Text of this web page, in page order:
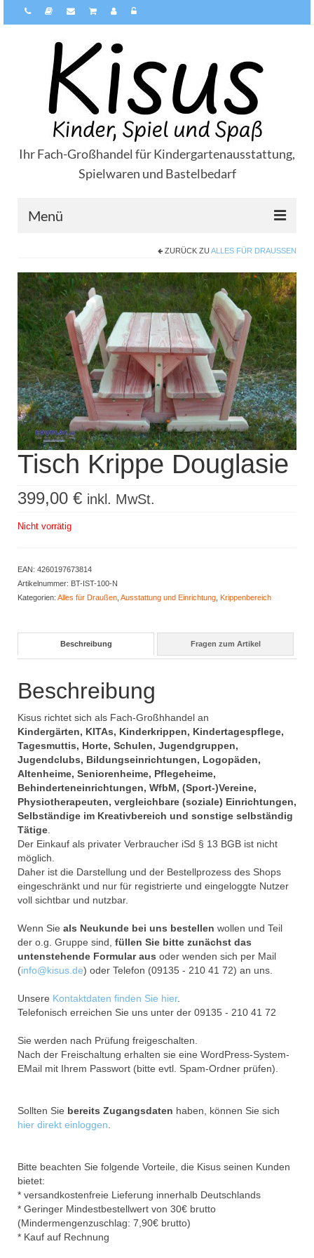
Ihr Fach-Großhandel für Kindergartenausstattung,
Spielwaren und Bastelbedarf
Menü
Zahlungsarten
Versandarten
Kisus Katalog anfordern
Newsletter
Kontakt
Log In / Mein Konto
Products
search
ZURÜCK ZU ALLES FÜR DRAUSSEN
Tisch Krippe Douglasie
399,00 € inkl. MwSt.
Nicht vorrätig
EAN: 4260197673814
Artikelnummer: BT-IST-100-N
Kategorien: Alles für Draußen Ausstattung und Einrichtung Krippenbereich
Beschreibung Fragen zum Artikel
Beschreibung
Kisus richtet sich als Fach-Großhhandel an
Kindergärten, KITAs, Kinderkrippen, Kindertagespflege,
Tagesmuttis, Horte, Schulen, Jugendgruppen,
Jugendclubs, Bildungseinrichtungen, Logopäden,
Altenheime, Seniorenheime, Pflegeheime,
Behinderteneinrichtungen, WfbM, (Sport-)Vereine,
Physiotherapeuten, vergleichbare (soziale) Einrichtungen,
Selbständige im Kreativbereich und sonstige selbständig
Tätige
Der Einkauf als privater Verbraucher iSd § 13 BGB ist nicht
möglich.
Daher ist die Darstellung und der Bestellprozess des Shops
eingeschränkt und nur für registrierte und eingeloggte Nutzer
voll sichtbar und nutzbar.
Wenn Sie als Neukunde bei uns bestellen wollen und Teil
der o.g. Gruppe sind, füllen Sie bitte zunächst das
untenstehende Formular aus oder wenden sich per Mail
(info@kisus.de) oder Telefon (09135 - 210 41 72) an uns.
Unsere Kontaktdaten finden Sie hier.
Telefonisch erreichen Sie uns unter der 09135 - 210 41 72
Sie werden nach Prüfung freigeschalten.
Nach der Freischaltung erhalten sie eine WordPress-System-
EMail mit Ihrem Passwort (bitte evtl. Spam-Ordner prüfen).
Sollten Sie bereits Zugangsdaten haben, können Sie sich
hier direkt einloggen
Bitte beachten Sie folgende Vorteile, die Kisus seinen Kunden
bietet:
* versandkostenfreie Lieferung innerhalb Deutschlands
* Geringer Mindestbestellwert von 30€ brutto
(Mindermengenzuschlag: 7,90€ brutto)
* Kauf auf Rechnung